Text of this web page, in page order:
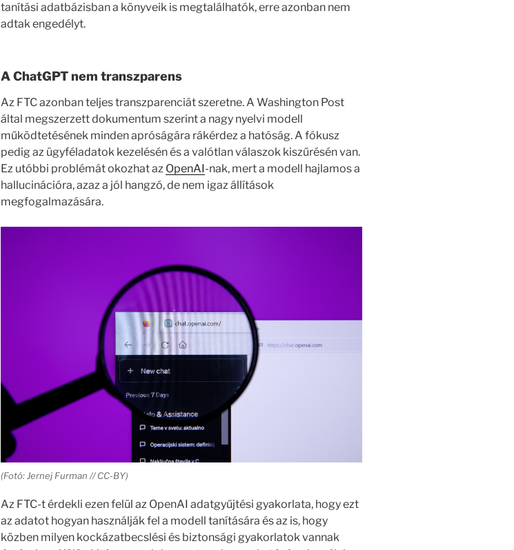
tanítási adatbázisban a könyveik is megtalálhatók, erre azonban nem
adtak engedélyt.
A ChatGPT nem transzparens
Az FTC azonban teljes transzparenciát szeretne. A Washington Post
által megszerzett dokumentum szerint a nagy nyelvi modell
működtetésének minden apróságára rákérdez a hatóság. A fókusz
pedig az ügyféladatok kezelésén és a valótlan válaszok kiszűrésén van.
Ez utóbbi problémát okozhat az OpenAI-nak, mert a modell hajlamos a
hallucinációra, azaz a jól hangzó, de nem igaz állítások
megfogalmazására.
(Fotó: Jernej Furman // CC-BY)
Az FTC-t érdekli ezen felül az OpenAI adatgyűjtési gyakorlata, hogy ezt
az adatot hogyan használják fel a modell tanítására és az is, hogy
közben milyen kockázatbecslési és biztonsági gyakorlatok vannak